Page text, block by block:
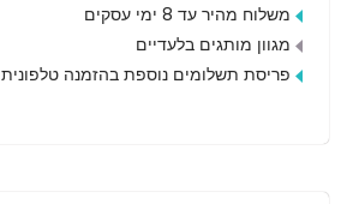
משלוח מהיר עד 8 ימי עסקים
מגוון מותגים בלעדיים
פריסת תשלומים נוספת בהזמנה טלפונית